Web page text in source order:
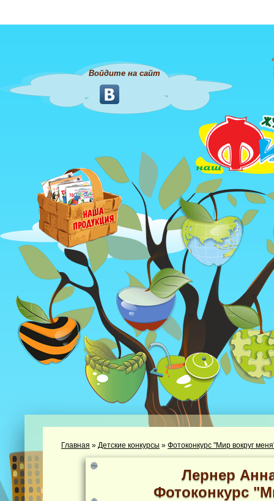
Войдите на сайт
Главная » Детские конкурсы » Фотоконкурс "Мир вокруг
Лернер
Фотоконкурс